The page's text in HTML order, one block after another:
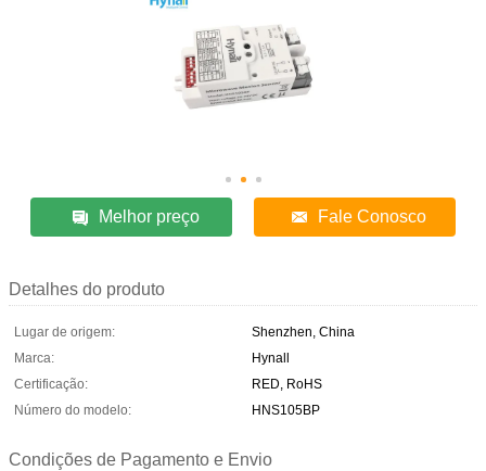
Melhor preço Fale Conosco
Detalhes do produto
Lugar de origem:
Shenzhen, China
Marca:
Hynall
Certificação:
RED, RoHS
Número do modelo:
HNS105BP
Condições de Pagamento e Envio